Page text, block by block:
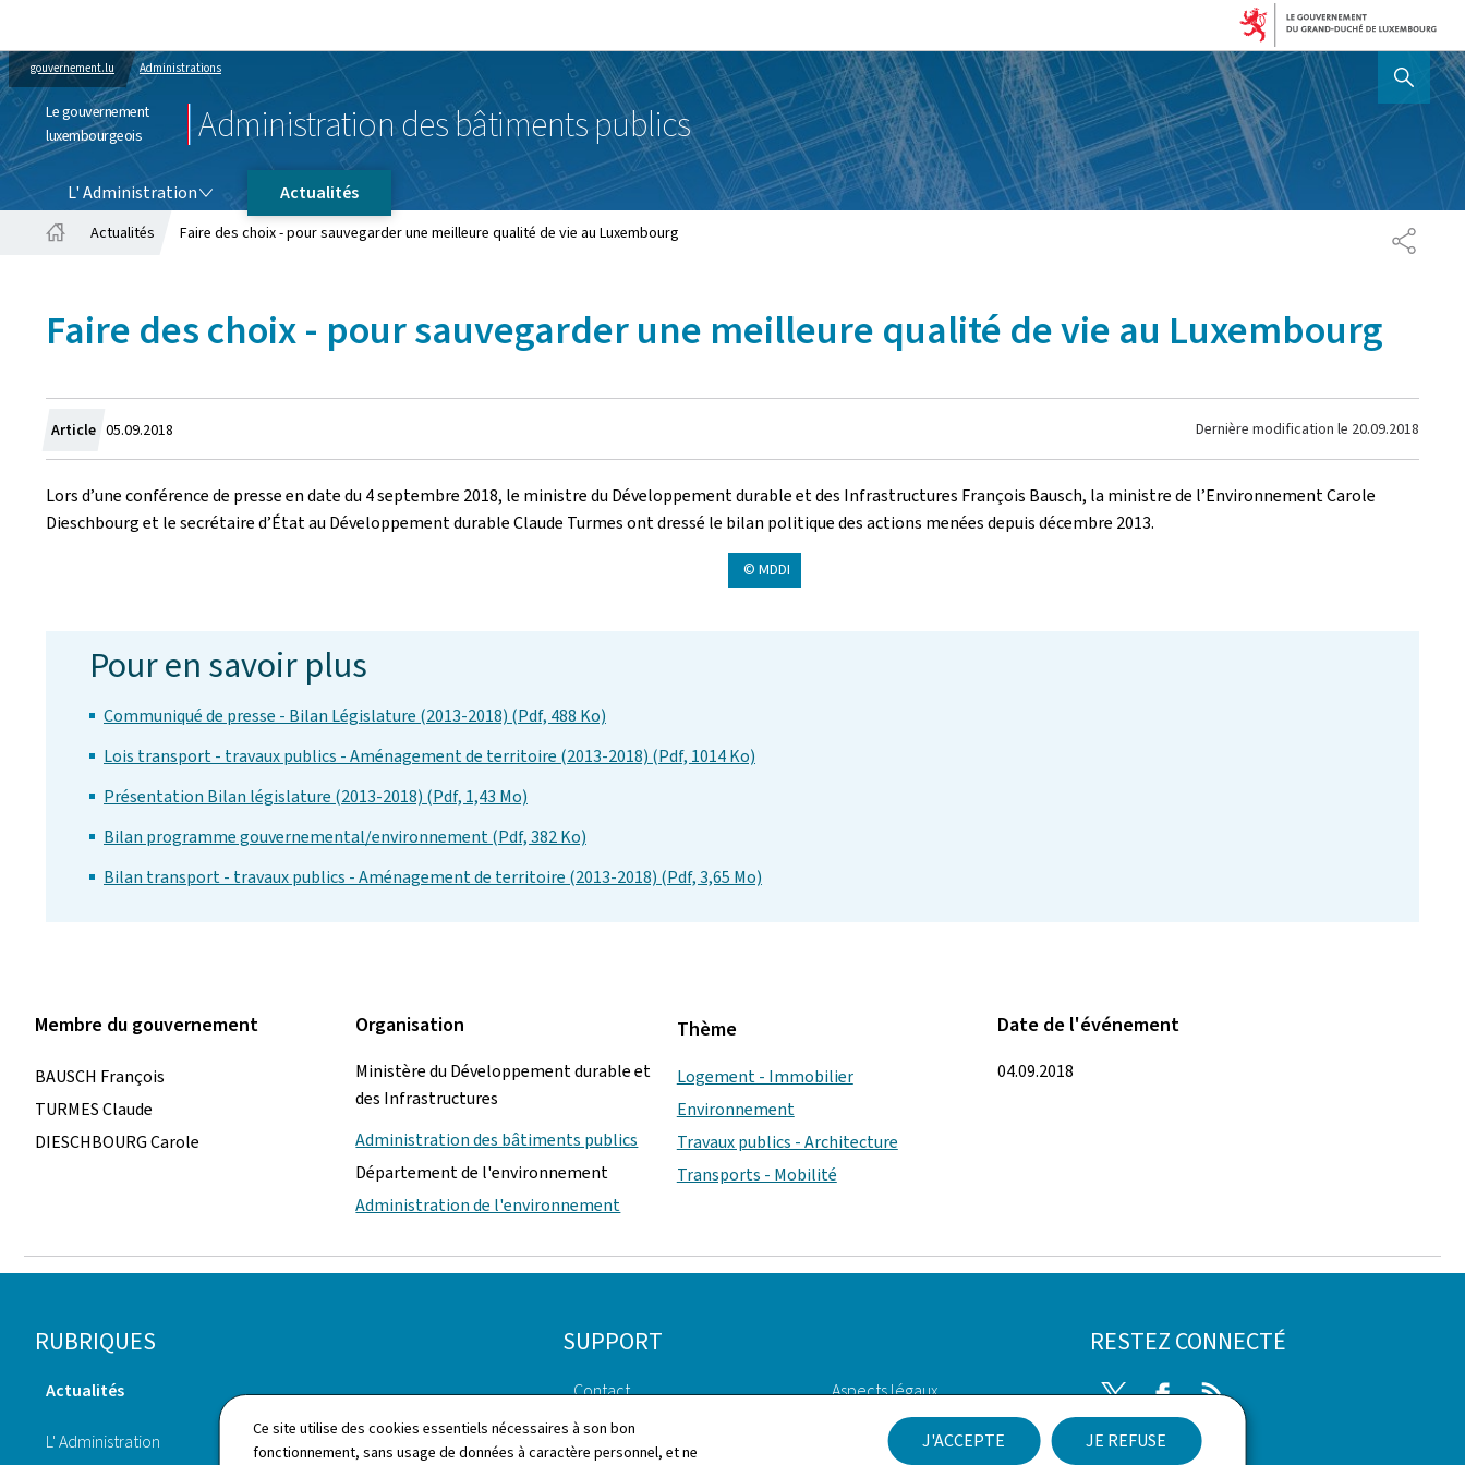
Ce site utilise des cookies essentiels nécessaires à son bon
fonctionnement, sans usage de données à caractère personnel, et ne
J'ACCEPTE JE REFUSE
gouvernement.lu Administrations
Le gouvernement
luxembourgeois
Administration des bâtiments publics
AFFICHER / MASQUER
L' Administration
Actualités
Actualités Faire des choix - pour sauvegarder une meilleure qualité de vie au Luxembourg
Faire des choix - pour sauvegarder une meilleure qualité de vie au Luxembourg
Article Crée
le
05.09.2018 Dernière modification le 20.09.2018
Lors d’une conférence de presse en date du 4 septembre 2018, le ministre du Développement durable et des Infrastructures François Bausch, la ministre de l’Environnement Carole
Dieschbourg et le secrétaire d’État au Développement durable Claude Turmes ont dressé le bilan politique des actions menées depuis décembre 2013.
© MDDI
Pour en savoir plus
Communiqué de presse - Bilan Législature (2013-2018) (Pdf, 488 Ko)
Lois transport - travaux publics - Aménagement de territoire (2013-2018) (Pdf, 1014 Ko)
Présentation Bilan législature (2013-2018) (Pdf, 1,43 Mo)
Bilan programme gouvernemental/environnement (Pdf, 382 Ko)
Bilan transport - travaux publics - Aménagement de territoire (2013-2018) (Pdf, 3,65 Mo)
Membre du gouvernement
BAUSCH François
TURMES Claude
DIESCHBOURG Carole
Organisation
Ministère du Développement durable et
des Infrastructures
Administration des bâtiments publics
Département de l'environnement
Administration de l'environnement
Thème
Logement - Immobilier
Environnement
Travaux publics - Architecture
Transports - Mobilité
Date de l'événement
04.09.2018
Pied
de
RUBRIQUES
Actualités
L' Administration
SUPPORT
Contact
Plan du site
Aspects légaux
Déclaration d'accessibilité
RESTEZ CONNECTÉ
TwitterFacebook
RSS